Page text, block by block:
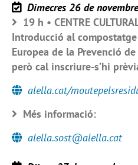
Dimecres 26 de novembre
19 h • CENTRE
Introducció al compostatge
Europea de la Prevenció
però cal inscriure-s’hi
alella.cat/
Més informació:
alella.sost@alella.cat